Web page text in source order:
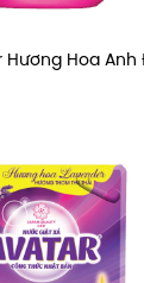
Hương Hoa